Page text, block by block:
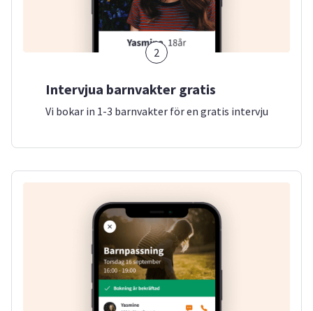
2
Intervjua barnvakter gratis
Vi bokar in 1-3 barnvakter för en gratis intervju